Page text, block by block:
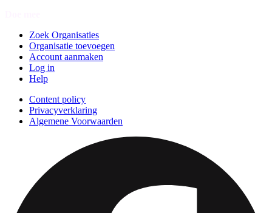
Zoek Organisaties
Organisatie toevoegen
Account aanmaken
Log in
Help
Content policy
Privacyverklaring
Algemene Voorwaarden